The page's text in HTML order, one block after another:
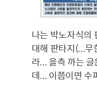
나는 박노자식의
대해 판타지(...무
라... 을측 까는
데... 이쯤이면 수